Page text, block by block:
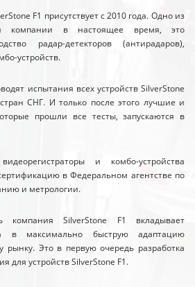
F1 присутствует с 2010 года. Одно из
компании в настоящее время, это
радар-детекторов (антирадаров),
устройств.
испытания всех устройств SilverStone
СНГ. И только после этого лучшие и
прошли все тесты, запускаются в
и комбо-устройства
в Федеральном агентстве по
и метрологии.
SilverStone F1 вкладывает
в максимально быструю адаптацию
рынку. Это в первую очередь разработка
для устройств SilverStone F1.